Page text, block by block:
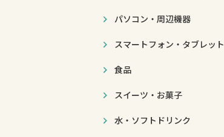
パソコン・周辺機器
スマートフォン・タブレット
食品
スイーツ・お菓子
水・ソフトドリンク